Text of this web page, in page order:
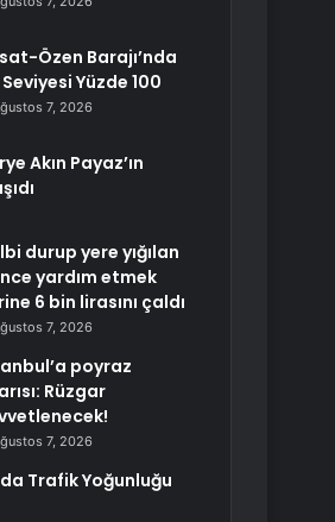
Özen Barajı’nda
Seviyesi Yüzde 100
7, 2026
Akın Payaz’ın
durup yere yığılan
yardım etmek
6 bin lirasını çaldı
7, 2026
poyraz
Rüzgar
7, 2026
Trafik Yoğunluğu